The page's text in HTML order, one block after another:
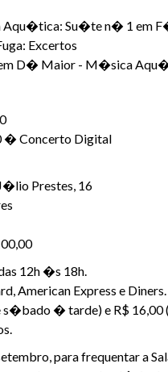
Su�te n� 1 em
Excertos
D� Maior - M�sica
� Concerto Digital
Prestes, 16
12h �s 18h.
American Express e Diners.
s�bado � tarde) e R$
para frequentar a